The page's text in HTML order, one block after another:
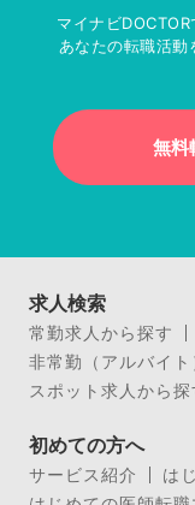
マイナビ
あなたの転職活動
無料
求人検索
常勤求人から探す
非常勤（アルバイ
スポット求人から探
初めての方へ
サービス紹介
は